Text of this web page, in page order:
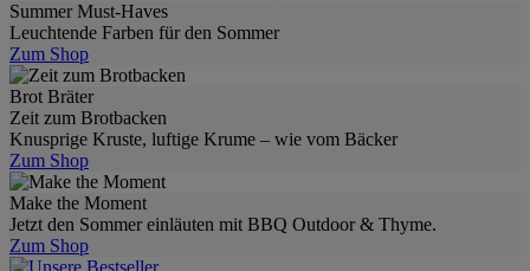
Summer Must-Haves
Leuchtende Farben für den Sommer
Zum Shop
Brot Bräter
Zeit zum Brotbacken
Knusprige Kruste, luftige Krume – wie vom Bäcker
Zum Shop
Make the Moment
Jetzt den Sommer einläuten mit BBQ Outdoor & Thyme.
Zum Shop